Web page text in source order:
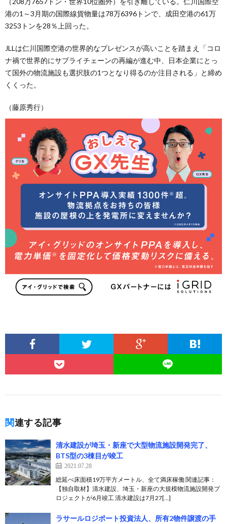
港の1～3月期の国際線貨物量は78万6396トンで、成田空港の61万
3253トンを28％上回った。
JLLは仁川国際空港の世界的なプレゼンスが高いことを踏まえ「コロ
ナ禍で世界的にサプライチェーンの再編が進む中、日本企業にとっ
て国外の物流施設も選択肢の1つとなり得るのか注目される」と締め
くくった。
（藤原秀行）
関連する記事
清水建設が埼玉・新座で大型物流施設開発完了、
BTS型の3棟目が竣工
2021.07.28
総延べ床面積19万平方メートル、全て満床稼働 関連記事：
【独自取材】清水建設、埼玉・新座の大規模物流施設開発プ
ロジェクトが6月竣工 清水建設は7月27[…]
ラサールロジポート投資法人、所有2物件譲渡の手